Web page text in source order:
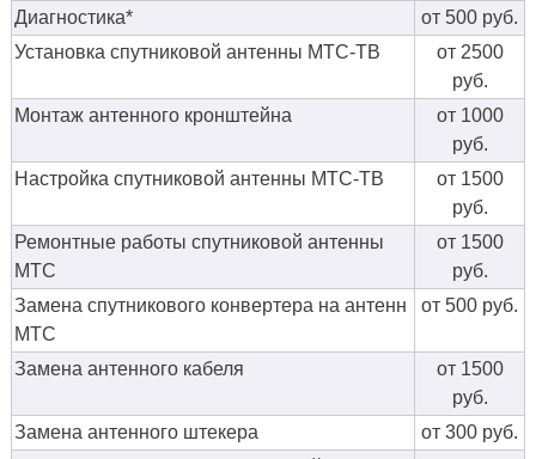
Диагностика*
от 500 руб.
Установка спутниковой антенны МТС-ТВ
от 2500
руб.
Монтаж антенного кронштейна
от 1000
руб.
Настройка спутниковой антенны МТС-ТВ
от 1500
руб.
Ремонтные работы спутниковой антенны
МТС
от 1500
руб.
Замена спутникового конвертера на антенн
МТС
от 500 руб.
Замена антенного кабеля
от 1500
руб.
Замена антенного штекера
от 300 руб.